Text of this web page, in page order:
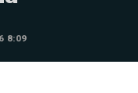
8:09